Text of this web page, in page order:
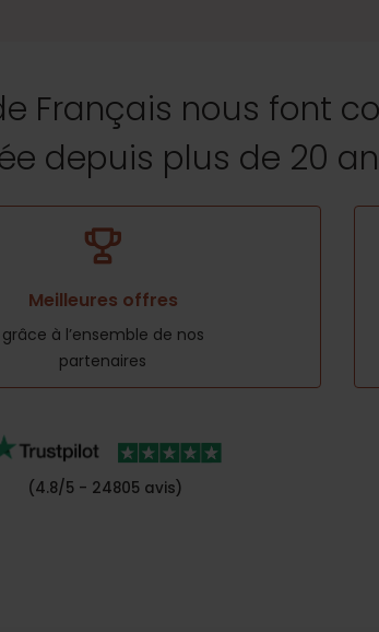
Français nous font
depuis plus de 20
Meilleures offres
grâce à l’ensemble de nos
partenaires
(4.8/5 - 24805 avis)